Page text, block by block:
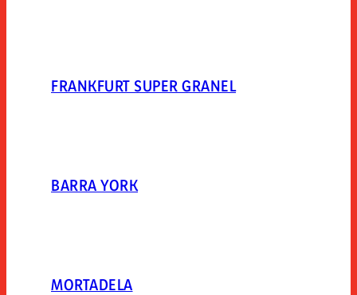
FRANKFURT SUPER GRANEL
BARRA YORK
MORTADELA